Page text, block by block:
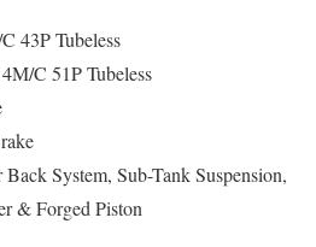
43P Tubeless
C 51P Tubeless
System, Sub-Tank Suspension,
& Forged Piston